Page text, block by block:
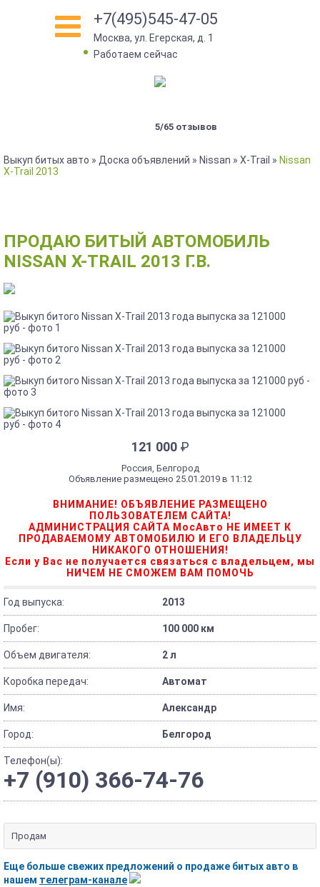
+7(495)545-47-05
Москва, ул. Егерская, д. 1
Работаем сейчас
5/65 отзывов
Выкуп битых авто » Доска объявлений » Nissan » X-Trail » Nissan
X-Trail 2013
ПРОДАЮ БИТЫЙ АВТОМОБИЛЬ
NISSAN X-TRAIL 2013 Г.В.
121 000 ₽
Россия, Белгород
Объявление размещено 25.01.2019 в 11:12
ВНИМАНИЕ! ОБЪЯВЛЕНИЕ РАЗМЕЩЕНО
ПОЛЬЗОВАТЕЛЕМ САЙТА!
АДМИНИСТРАЦИЯ САЙТА МосАвто НЕ ИМЕЕТ К
ПРОДАВАЕМОМУ АВТОМОБИЛЮ И ЕГО ВЛАДЕЛЬЦУ
НИКАКОГО ОТНОШЕНИЯ!
Если у Вас не получается связаться с владельцем, мы
НИЧЕМ НЕ СМОЖЕМ ВАМ ПОМОЧЬ
Год выпуска: 2013
Пробег: 100 000 км
Объем двигателя: 2 л
Коробка передач: Автомат
Имя: Александр
Город: Белгород
Телефон(ы):
+7 (910) 366-74-76
Продам
Еще больше свежих предложений о продаже битых авто в
нашем телеграм-канале